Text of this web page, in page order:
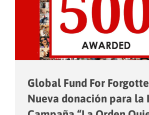
Global Fund For
Nueva donación para la